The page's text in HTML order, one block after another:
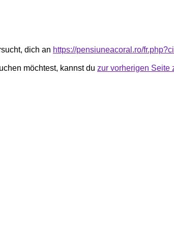
dich an https://pensiuneacoral.ro/
möchtest, kannst du zur vorherigen Seite